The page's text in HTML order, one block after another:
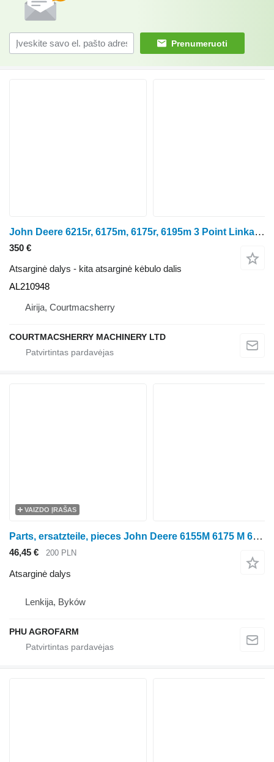
Prenumeruoti
John Deere 6215r, 6175m, 6175r, 6195m 3 Point Linkage Lift Arm Rhs Al210948 AL210948 ratinio traktoriaus John Deere 6215R
350 €
Atsarginė dalys - kita atsarginė kėbulo dalis
AL210948
Airija, Courtmacsherry
COURTMACSHERRY MACHINERY LTD
VAIZDO ĮRAŠAS
Parts, ersatzteile, pieces John Deere 6155M 6175 M 6195 parts, ersatzteile, pieces ratinio traktoriaus John Deere 6155M 6175 M 6195
46,45 € 200 PLN
Atsarginė dalys
Lenkija, Byków
PHU AGROFARM